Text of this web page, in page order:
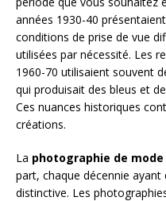
années 1930-40
conditions de prise de vue
utilisées par nécessité. Les
1960-70 utilisaient souvent
qui produisait des bleus et
Ces nuances historiques
créations.
La photographie de mode
part, chaque décennie
distinctive. Les